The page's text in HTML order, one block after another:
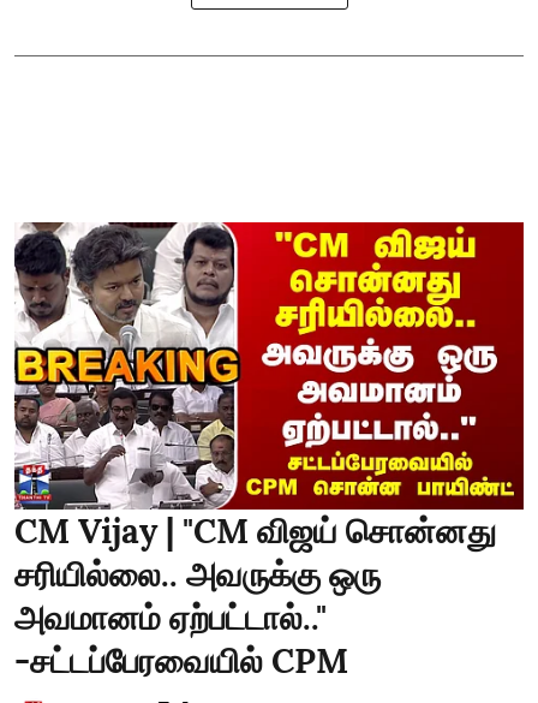
CM Vijay | "CM விஜய் சொன்னது
சரியில்லை.. அவருக்கு ஒரு
அவமானம் ஏற்பட்டால்.."
-சட்டப்பேரவையில் CPM